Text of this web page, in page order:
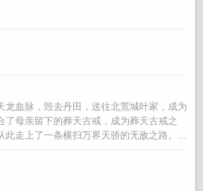
龙血脉，毁去丹田，送往北荒城叶家，成为
了母亲留下的葬天古戒，成为葬天古戒之
此走上了一条横扫万界天骄的无敌之路。若